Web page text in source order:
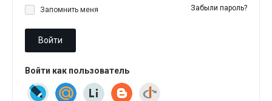
Запомнить меня Забыли пароль?
Войти
Войти как пользователь